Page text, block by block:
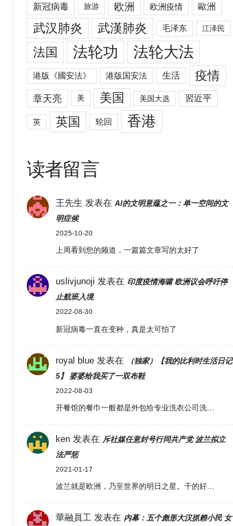
新冠病毒
旅游 欧洲 欧洲疫情 歐洲
武汉肺炎 武漢肺炎 毛泽东 江泽民
法国 法轮功 法轮大法
港版《國安法》 港版国安法 生活 疫情
章天亮 美 美国 美国大选 習近平
英 英国 轮回 香港
读者留言
王先生 发表在 AI的文明意蕴之一：单一空间的文
明症候
2025-10-20
上周看到您的频道，一篇篇文章写的太好了
uslivjunoji 发表在 印度疫情海啸 欧洲议会呼吁停
止航班入境
2022-08-30
新冠病毒一直在变种，真是太可怕了
royal blue发表在
（独家）【我的比利时生活日记
5】 婆婆给我买了一双布鞋
2022-08-03
开餐馆的餐巾一般都是外包给专业洗衣公司洗…
ken发表在 斥社媒任意封号行同共产党 波兰拟立
法严惩
2021-01-17
波兰就是欧洲，乃至世界的明日之星。干的好…
華融員工 发表在 内幕：五个彪形大汉抓赖小民 女